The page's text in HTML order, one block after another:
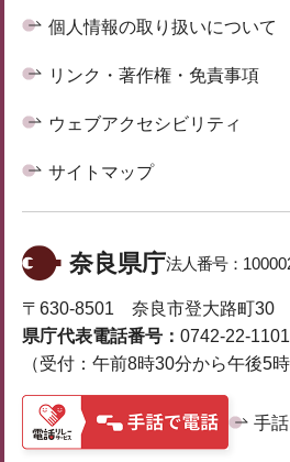
個人情報の取り扱いについて
リンク・著作権・免責事項
ウェブアクセシビリティ
サイトマップ
奈良県庁法人番号：
〒630-8501 奈良市登大路町30
県庁代表電話番号： 0742-22-1101
（受付：午前8時30分から午後5時
手